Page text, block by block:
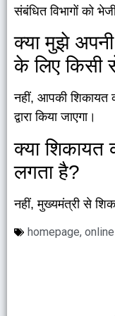
संबंधित विभागों को
क्या मुझे
के लिए किसी
नहीं, आपकी शिकायत
द्वारा किया जाएगा।
क्या
लगता है?
नहीं, मुख्यमंत्री से
homepage,